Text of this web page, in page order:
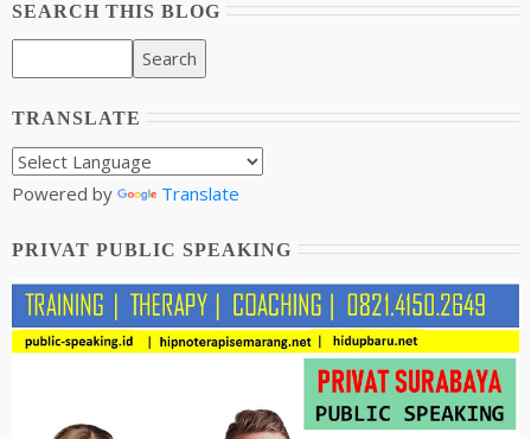
SEARCH THIS BLOG
TRANSLATE
Powered by Translate
PRIVAT PUBLIC SPEAKING